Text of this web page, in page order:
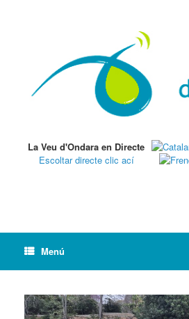
La Veu d'Ondara en Directe
Escoltar directe clic ací
Menú